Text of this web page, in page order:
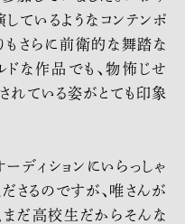
ているようなコンテンポ
もさらに前衛的な舞踏な
ドな作品でも、物怖じせ
れている姿がとても印象
ディションにいらっしゃ
ださるのですが、唯さんが
まだ高校生だからそんな